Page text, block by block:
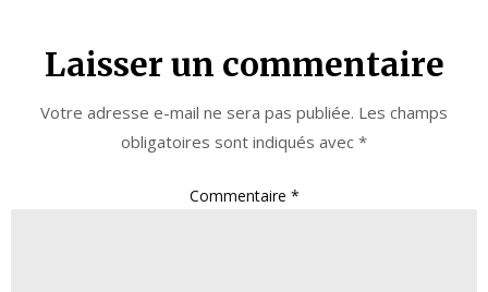
Laisser un commentaire
Votre adresse e-mail ne sera pas publiée. Les champs
obligatoires sont indiqués avec *
Commentaire *